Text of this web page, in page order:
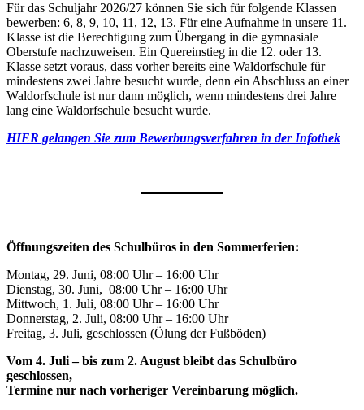
Für das Schuljahr 2026/27 können Sie sich für folgende Klassen
bewerben: 6, 8, 9, 10, 11, 12, 13. Für eine Aufnahme in unsere 11.
Klasse ist die Berechtigung zum Übergang in die gymnasiale
Oberstufe nachzuweisen. Ein Quereinstieg in die 12. oder 13.
Klasse setzt voraus, dass vorher bereits eine Waldorfschule für
mindestens zwei Jahre besucht wurde, denn ein Abschluss an einer
Waldorfschule ist nur dann möglich, wenn mindestens drei Jahre
lang eine Waldorfschule besucht wurde.
HIER gelangen Sie zum Bewerbungsverfahren in der Infothek
Öffnungszeiten des Schulbüros in den Sommerferien:
Montag, 29. Juni, 08:00 Uhr – 16:00 Uhr
Dienstag, 30. Juni, 08:00 Uhr – 16:00 Uhr
Mittwoch, 1. Juli, 08:00 Uhr – 16:00 Uhr
Donnerstag, 2. Juli, 08:00 Uhr – 16:00 Uhr
Freitag, 3. Juli, geschlossen (Ölung der Fußböden)
Vom 4. Juli – bis zum 2. August bleibt das Schulbüro
geschlossen,
Termine nur nach vorheriger Vereinbarung möglich.